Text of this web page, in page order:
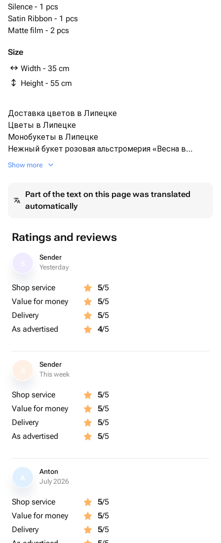
Silence - 1 pcs
Satin Ribbon - 1 pcs
Matte film - 2 pcs
Size
Width - 35 cm
Height - 55 cm
Доставка цветов в Липецке
Цветы в Липецке
Монобукеты в Липецке
Нежный букет розовая альстромерия «Весна в
Липецке
Наличие подтверждено 3 ч 20 мин назад
Укажите адрес, и мы узнаем стоимость доставки
Получите 135 бонусов
Состав
Альстромерия - 9 шт.
Стильная упаковка - 2 шт.
Ширина - 25 см
Высота - 55 см
Нежный букет из розовых альстромерий воплощает
в себе нежность и элегантность. Их изящные цветы
Show more
Part of the text on this page was translated
automatically
Ratings and reviews
Sender
Yesterday
Shop service 5/5
Value for money
5/5
Delivery
5/5
As advertised
4/5
S
Sender
This week
Shop service 5/5
Value for money
5/5
Delivery
5/5
As advertised
5/5
A
Anton
July 2026
Shop service 5/5
Value for money
5/5
Delivery
5/5